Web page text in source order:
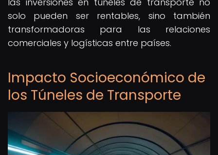
solo pueden ser rentables, sino también
transformadoras para las relaciones
comerciales y logísticas entre países.
Impacto Socioeconómico de
los Túneles de Transporte